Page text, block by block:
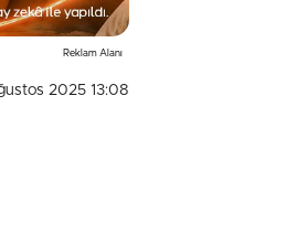
Reklam Alanı
2025 13:08